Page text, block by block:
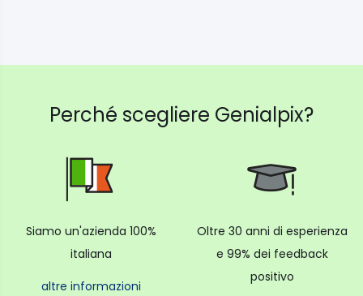
Perché scegliere Genialpix?
Siamo un'azienda 100%
italiana
altre informazioni
Oltre 30 anni di esperienza
e 99% dei feedback
positivo